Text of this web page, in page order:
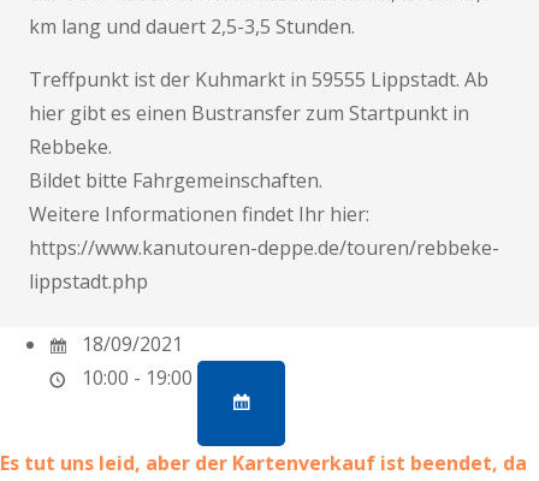
km lang und dauert 2,5-3,5 Stunden.
Treffpunkt ist der Kuhmarkt in 59555 Lippstadt. Ab
hier gibt es einen Bustransfer zum Startpunkt in
Rebbeke.
Bildet bitte Fahrgemeinschaften.
Weitere Informationen findet Ihr hier:
https://www.kanutouren-deppe.de/touren/rebbeke-
lippstadt.php
18/09/2021
10:00 - 19:00
Es tut uns leid, aber der Kartenverkauf ist beendet, da